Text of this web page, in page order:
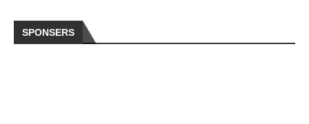
SPONSERS